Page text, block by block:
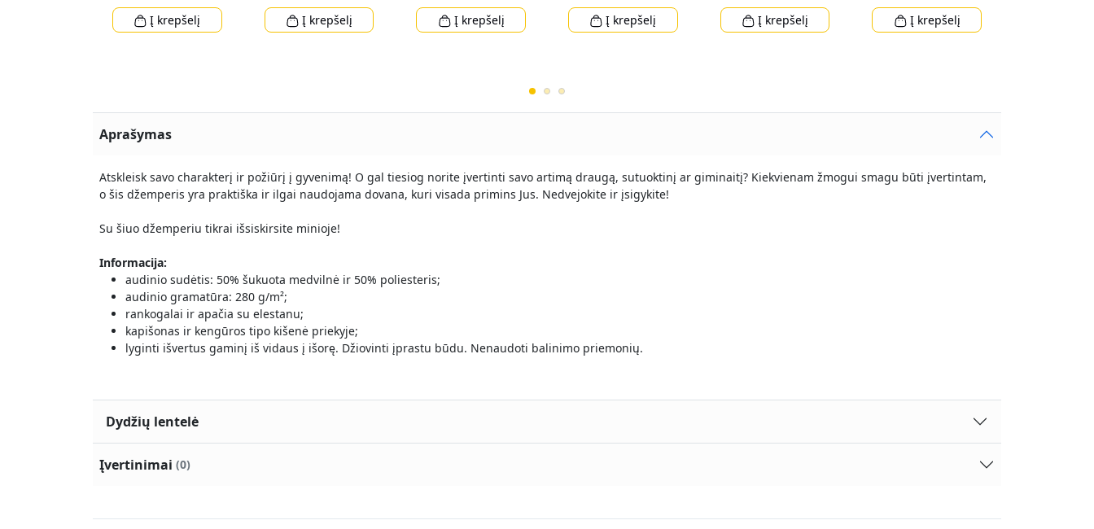
Į krepšelį Į krepšelį Į krepšelį Į krepšelį Į krepšelį Į krepšelį
Aprašymas
Atskleisk savo charakterį ir požiūrį į gyvenimą! O gal tiesiog norite įvertinti savo artimą draugą, sutuoktinį ar giminaitį? Kiekvienam žmogui smagu būti įvertintam,
o šis džemperis yra praktiška ir ilgai naudojama dovana, kuri visada primins Jus. Nedvejokite ir įsigykite!
Su šiuo džemperiu tikrai išsiskirsite minioje!
Informacija:
audinio sudėtis: 50% šukuota medvilnė ir 50% poliesteris;
audinio gramatūra: 280 g/m²;
rankogalai ir apačia su elestanu;
kapišonas ir kengūros tipo kišenė priekyje;
lyginti išvertus gaminį iš vidaus į išorę. Džiovinti įprastu būdu. Nenaudoti balinimo priemonių.
Dydžių lentelė
Įvertinimai (0)